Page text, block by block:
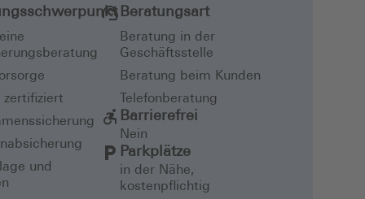
zertifiziert
und
Beratungsart
Beratung in der
Geschäftsstelle
Beratung beim Kunden
Telefonberatung
Barrierefrei
Nein
Parkplätze
in der Nähe,
kostenpflichtig